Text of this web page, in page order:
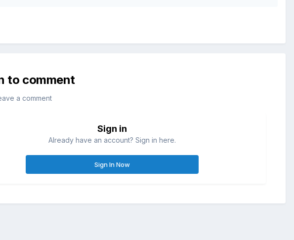
to comment
a comment
Sign in
Already have an account? Sign in here.
Sign In Now